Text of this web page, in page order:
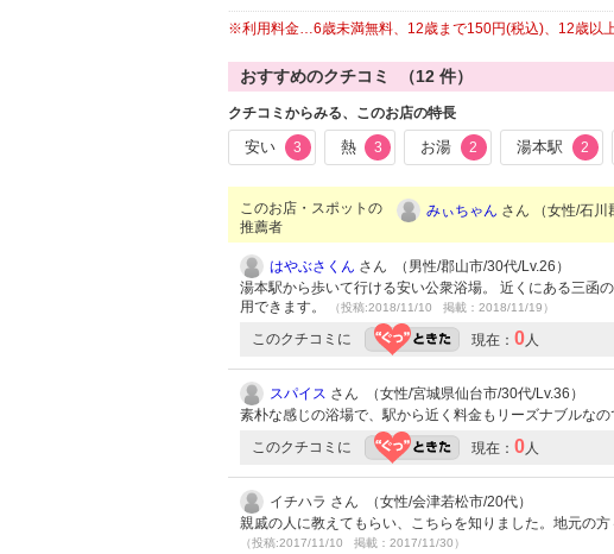
※利用料金…6歳未満無料、12歳まで150円(税込)、12歳以
おすすめのクチコミ （12 件）
クチコミからみる、このお店の特長
安い 3 熱 3 お湯 2 湯本駅 2
このお店・スポットの
推薦者
みぃちゃん さん （女性/石川
はやぶさくん さん （男性/郡山市/30代/Lv.26）
湯本駅から歩いて行ける安い公衆浴場。 近くにある三函
用できます。
（投稿:2018/11/10 掲載：2018/11/19）
このクチコミに 現在： 0 人
スパイス さん （女性/宮城県仙台市/30代/Lv.36）
素朴な感じの浴場で、駅から近く料金もリーズナブルな
このクチコミに 現在： 0 人
イチハラ さん （女性/会津若松市/20代）
親戚の人に教えてもらい、こちらを知りました。地元の
（投稿:2017/11/10 掲載：2017/11/30）